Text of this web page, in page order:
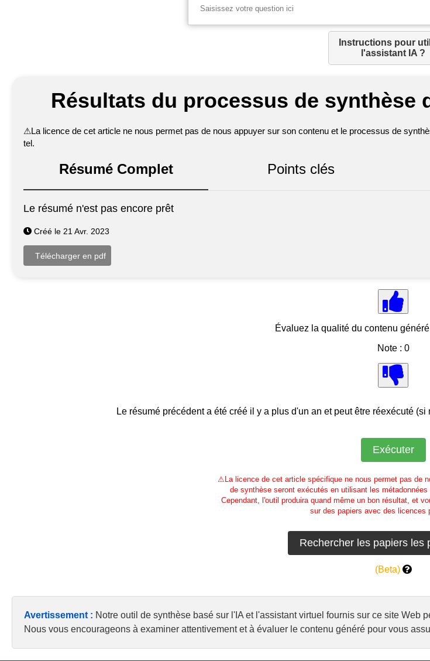
Instructions pour
l'assistant IA ?
Résultats du processus de synthèse
⚠La licence de cet article ne nous permet pas de nous appuyer sur son contenu et le processus de
tel.
Résumé Complet Points clés
Le résumé n'est pas encore prêt
Créé le 21 Avr. 2023
Évaluez la qualité du contenu
Note : 0
Le résumé précédent a été créé il y a plus d'un an et peut être réexécuté
⚠ La licence de cet article spécifique ne nous permet pas de
de synthèse seront exécutés en utilisant les
Cependant, l'outil produira quand même un bon résultat, et
sur des papiers avec des licences
(Beta)
Avertissement : Notre outil de synthèse basé sur l'IA et l'assistant virtuel fournis sur ce site
Nous vous encourageons à examiner attentivement et à évaluer le contenu généré pour vous